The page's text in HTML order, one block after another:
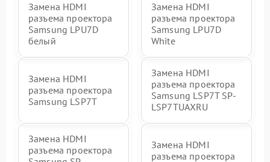
Замена HDMI
разъема проектора
Samsung LPU7D
белый
Замена HDMI
разъема проектора
Samsung LPU7D
White
Замена HDMI
разъема проектора
Samsung LSP7T
Замена HDMI
разъема проектора
Samsung LSP7T SP-
LSP7TUAXRU
Замена HDMI
разъема проектора
Замена HDMI
разъема проектора